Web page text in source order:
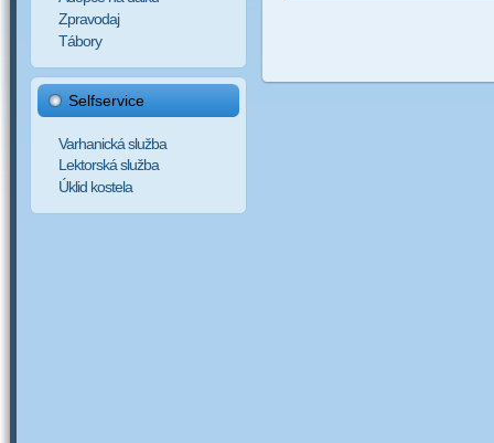
Zpravodaj
Tábory
Selfservice
Varhanická služba
Lektorská služba
Úklid kostela